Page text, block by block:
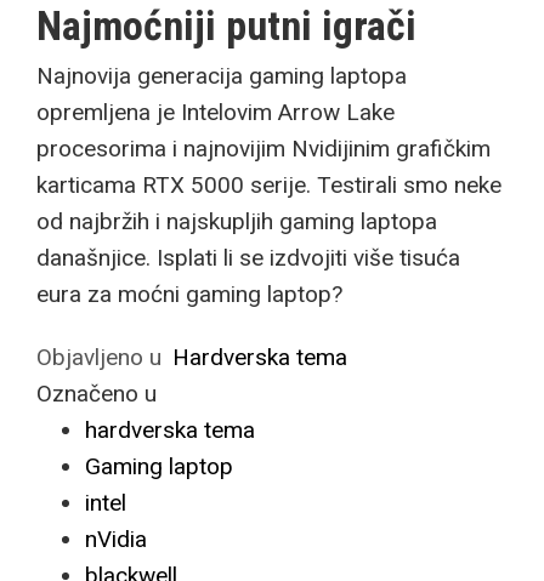
Najmoćniji putni igrači
Najnovija generacija gaming laptopa
opremljena je Intelovim Arrow Lake
procesorima i najnovijim Nvidijinim grafičkim
karticama RTX 5000 serije. Testirali smo neke
od najbržih i najskupljih gaming laptopa
današnjice. Isplati li se izdvojiti više tisuća
eura za moćni gaming laptop?
Objavljeno u Hardverska tema
Označeno u
hardverska tema
Gaming laptop
intel
nVidia